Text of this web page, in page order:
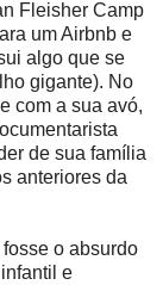
Fleisher Camp
um Airbnb e
algo que se
gigante). No
com a sua avó,
de sua família
anteriores da
o absurdo
e